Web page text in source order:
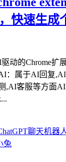
快速生成
动的Chrome扩
：属于AI回复
,AI客服等方面AI